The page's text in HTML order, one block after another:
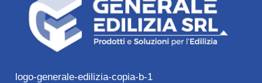
logo-generale-edilizia-copia-b-1